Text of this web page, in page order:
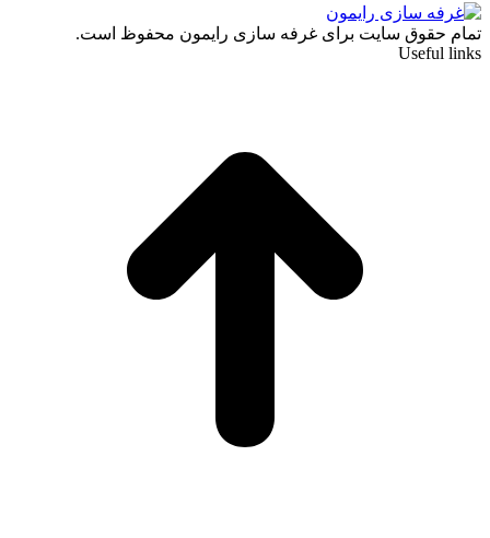
تمام حقوق سایت برای غرفه سازی رایمون محفوظ است.
Useful links